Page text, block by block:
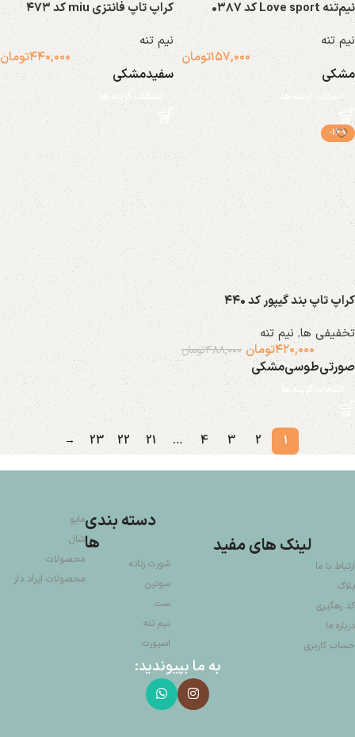
نیم‌تنه Love sport کد ۰۳۸۷
نیم تنه
۱۵۷,۰۰۰تومان
مشکی
انتخاب گزینه ها
کراپ تاپ فانتزی miu کد ۴۷۳
نیم تنه
۴۴۰,۰۰۰تومان
سفیدمشکی
انتخاب گزینه ها
-14%
کراپ تاپ بند گیپور کد ۴۴۰
تخفیفی ها,نیم تنه
۴۸۸,۰۰۰تومان ۴۲۰,۰۰۰تومان
صورتیطوسیمشکی
انتخاب گزینه ها
1
2
3
4
…
21
22
23
→
لینک های مفید
ارتباط با ما
بلاگ
کد رهگیری
درباره ما
حساب کاربری
دسته بندی
ها
شورت زنانه
سوتین
ست
نیم تنه
اسپورت
مایو
شال
محصولات
محصولات ایراد دار
به ما بپیوندید: